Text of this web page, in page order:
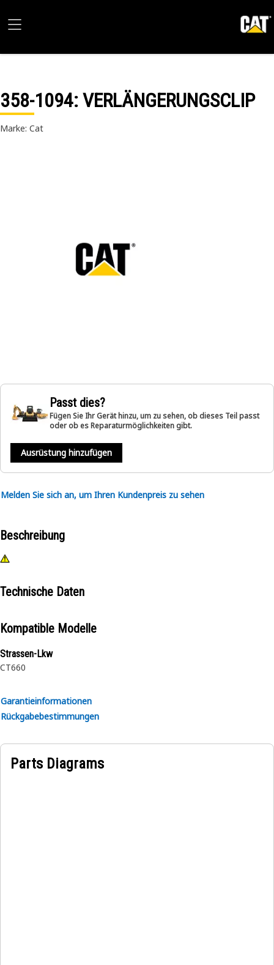
358-1094: VERLÄNGERUNGSCLIP
Marke: Cat
Passt dies?
Fügen Sie Ihr Gerät hinzu, um zu sehen, ob dieses Teil passt
oder ob es Reparaturmöglichkeiten gibt.
Ausrüstung hinzufügen
Melden Sie sich an, um Ihren Kundenpreis zu sehen
Beschreibung
Technische Daten
Kompatible Modelle
Strassen-Lkw
CT660
Garantieinformationen
Rückgabebestimmungen
Parts Diagrams